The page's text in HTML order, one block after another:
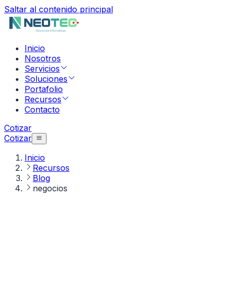
Saltar al contenido principal
Inicio
Nosotros
Servicios
Soluciones
Portafolio
Recursos
Contacto
Cotizar
Cotizar
Inicio
Recursos
Blog
negocios